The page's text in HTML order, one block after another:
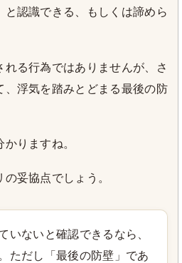
と認識できる、もしくは諦めら
れる行為ではありませんが、さ
、浮気を踏みとどまる最後の防
りますね。
妥協点でしょう。
いないと確認できるなら、
ただし「最後の防壁」であ